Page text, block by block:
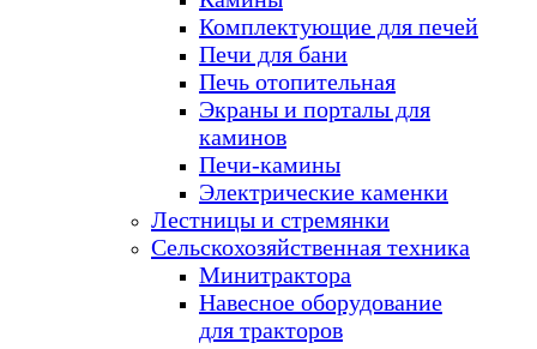
Комплектующие для печей
Печи для бани
Печь отопительная
Экраны и порталы для
каминов
Печи-камины
Электрические каменки
Лестницы и стремянки
Сельскохозяйственная техника
Минитрактора
Навесное оборудование
для тракторов